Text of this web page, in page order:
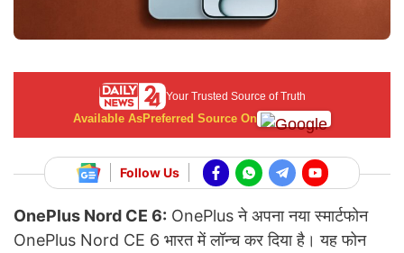
Your Trusted Source of Truth
Available AsPreferred Source On
Follow Us
OnePlus Nord CE 6: OnePlus ने अपना नया स्मार्टफोन
OnePlus Nord CE 6 भारत में लॉन्च कर दिया है। यह फोन